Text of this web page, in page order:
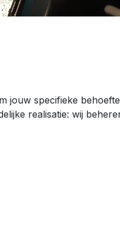
jouw specifieke
realisatie: wij